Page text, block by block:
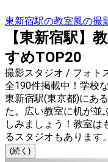
東新宿駅の教室風の撮
【東新宿駅】
すめTOP20
撮影スタジオ / フォト
全190件掲載中！学校
東新宿駅(東京都)にあ
た。広い教室に机が並
しみましょう！教室は
るスタジオもあります。
(続く)